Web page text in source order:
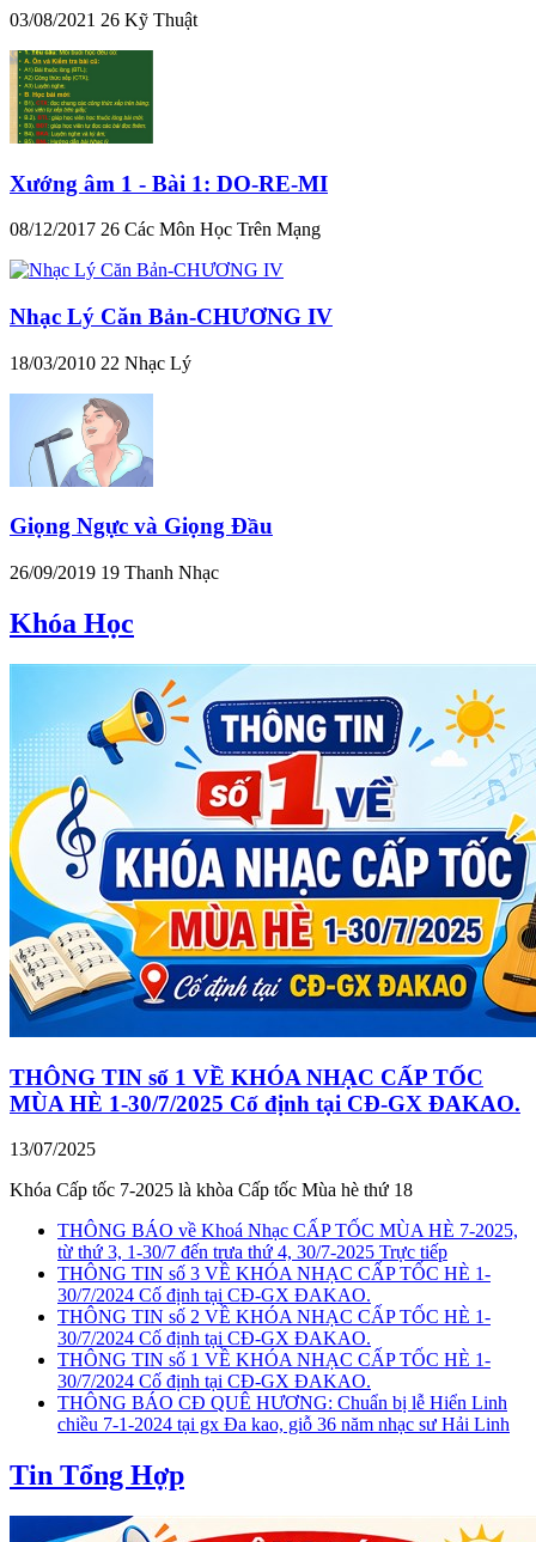
03/08/2021 26 Kỹ Thuật
Xướng âm 1 - Bài 1: DO-RE-MI
08/12/2017 26 Các Môn Học Trên Mạng
Nhạc Lý Căn Bản-CHƯƠNG IV
18/03/2010 22 Nhạc Lý
Giọng Ngực và Giọng Đầu
26/09/2019 19 Thanh Nhạc
Khóa Học
THÔNG TIN số 1 VỀ KHÓA NHẠC CẤP TỐC
MÙA HÈ 1-30/7/2025 Cố định tại CĐ-GX ĐAKAO.
13/07/2025
Khóa Cấp tốc 7-2025 là khòa Cấp tốc Mùa hè thứ 18
THÔNG BÁO về Khoá Nhạc CẤP TỐC MÙA HÈ 7-2025,
từ thứ 3, 1-30/7 đến trưa thứ 4, 30/7-2025 Trực tiếp
THÔNG TIN số 3 VỀ KHÓA NHẠC CẤP TỐC HÈ 1-
30/7/2024 Cố định tại CĐ-GX ĐAKAO.
THÔNG TIN số 2 VỀ KHÓA NHẠC CẤP TỐC HÈ 1-
30/7/2024 Cố định tại CĐ-GX ĐAKAO.
THÔNG TIN số 1 VỀ KHÓA NHẠC CẤP TỐC HÈ 1-
30/7/2024 Cố định tại CĐ-GX ĐAKAO.
THÔNG BÁO CĐ QUÊ HƯƠNG: Chuẩn bị lễ Hiển Linh
chiều 7-1-2024 tại gx Đa kao, giỗ 36 năm nhạc sư Hải Linh
Tin Tổng Hợp